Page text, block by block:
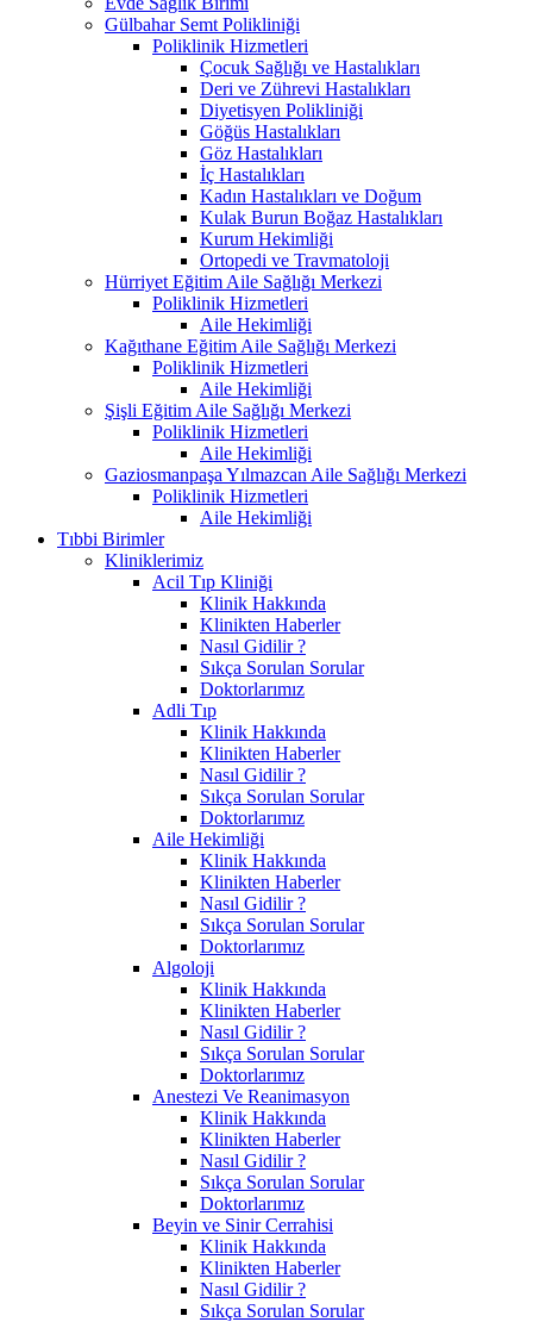
Gülbahar Semt Polikliniği
Poliklinik Hizmetleri
Çocuk Sağlığı ve Hastalıkları
Deri ve Zührevi Hastalıkları
Diyetisyen Polikliniği
Göğüs Hastalıkları
Göz Hastalıkları
İç Hastalıkları
Kadın Hastalıkları ve Doğum
Kulak Burun Boğaz Hastalıkları
Kurum Hekimliği
Ortopedi ve Travmatoloji
Hürriyet Eğitim Aile Sağlığı Merkezi
Poliklinik Hizmetleri
Aile Hekimliği
Kağıthane Eğitim Aile Sağlığı Merkezi
Poliklinik Hizmetleri
Aile Hekimliği
Şişli Eğitim Aile Sağlığı Merkezi
Poliklinik Hizmetleri
Aile Hekimliği
Gaziosmanpaşa Yılmazcan Aile Sağlığı Merkezi
Poliklinik Hizmetleri
Aile Hekimliği
Tıbbi Birimler
Kliniklerimiz
Acil Tıp Kliniği
Klinik Hakkında
Klinikten Haberler
Nasıl Gidilir ?
Sıkça Sorulan Sorular
Doktorlarımız
Adli Tıp
Klinik Hakkında
Klinikten Haberler
Nasıl Gidilir ?
Sıkça Sorulan Sorular
Doktorlarımız
Aile Hekimliği
Klinik Hakkında
Klinikten Haberler
Nasıl Gidilir ?
Sıkça Sorulan Sorular
Doktorlarımız
Algoloji
Klinik Hakkında
Klinikten Haberler
Nasıl Gidilir ?
Sıkça Sorulan Sorular
Doktorlarımız
Anestezi Ve Reanimasyon
Klinik Hakkında
Klinikten Haberler
Nasıl Gidilir ?
Sıkça Sorulan Sorular
Doktorlarımız
Beyin ve Sinir Cerrahisi
Klinik Hakkında
Klinikten Haberler
Nasıl Gidilir ?
Sıkça Sorulan Sorular